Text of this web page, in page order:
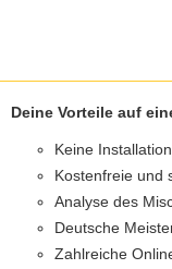
Deine Vorteile auf
Keine
Kostenfreie und
Analyse des
Deutsche
Zahlreiche